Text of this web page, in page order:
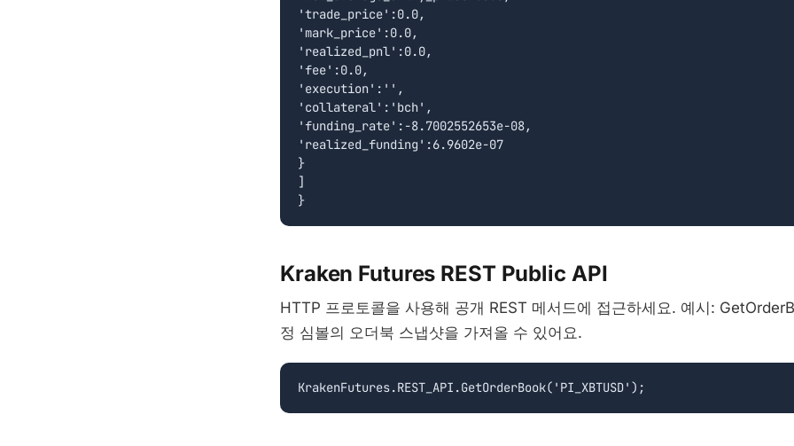
'trade_price':0.0,
'mark_price':0.0,
'realized_pnl':0.0,
'fee':0.0,
'execution':'',
'collateral':'bch',
'funding_rate':-8.7002552653e-08,
'realized_funding':6.9602e-07
}
]
Kraken Futures REST Public API
HTTP 프로토콜을 사용해 공개 REST 메서드에 접근하세요. 예시:
정 심볼의 오더북 스냅샷을 가져올 수 있어요.